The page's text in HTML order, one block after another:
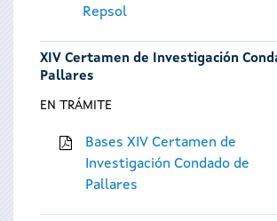
Repsol
XIV Certamen de Investigación
Pallares
EN TRÁMITE
Bases XIV Certamen de
Investigación Condado de
Pallares